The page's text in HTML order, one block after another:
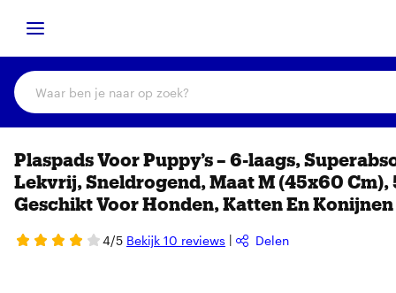
Zoeken
Plaspads Voor Puppy’s – 6-laags,
Lekvrij, Sneldrogend, Maat M (45x60 Cm),
Geschikt Voor Honden, Katten En Konijnen
4/5 Bekijk 10 reviews Delen